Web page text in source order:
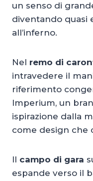
un senso di
diventando quasi
all’inferno.
Nel remo di
intravedere il
riferimento
Imperium, un
ispirazione dalla
come design che
Il campo di gara
espande verso il